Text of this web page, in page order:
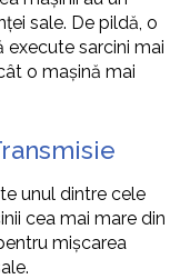
sale. De pildă, o
execute sarcini mai
o mașină mai
unul dintre cele
cea mai mare din
mișcarea